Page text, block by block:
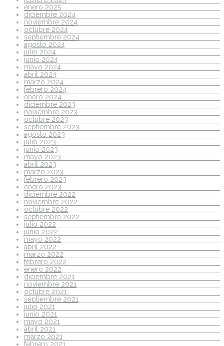
enero 2025
diciembre 2024
noviembre 2024
octubre 2024
septiembre 2024
agosto 2024
julio 2024
junio 2024
mayo 2024
abril 2024
marzo 2024
febrero 2024
enero 2024
diciembre 2023
noviembre 2023
octubre 2023
septiembre 2023
agosto 2023
julio 2023
junio 2023
mayo 2023
abril 2023
marzo 2023
febrero 2023
enero 2023
diciembre 2022
noviembre 2022
octubre 2022
septiembre 2022
julio 2022
junio 2022
mayo 2022
abril 2022
marzo 2022
febrero 2022
enero 2022
diciembre 2021
noviembre 2021
octubre 2021
septiembre 2021
julio 2021
junio 2021
mayo 2021
abril 2021
marzo 2021
febrero 2021